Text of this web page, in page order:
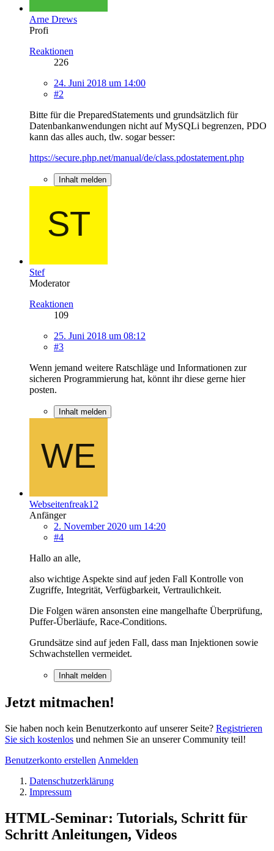
Arne Drews
Profi
Reaktionen
226
24. Juni 2018 um 14:00
#2
Bitte für die PreparedStatements und grundsätzlich für
Datenbankanwendungen nicht auf MySQLi begrenzen, PDO
kann das alles auch, tlw. sogar besser:
https://secure.php.net/manual/de/class.pdostatement.php
Inhalt melden
Stef
Moderator
Reaktionen
109
25. Juni 2018 um 08:12
#3
Wenn jemand weitere Ratschläge und Informationen zur
sicheren Programmierung hat, könnt ihr diese gerne hier
posten.
Inhalt melden
Webseitenfreak12
Anfänger
2. November 2020 um 14:20
#4
Hallo an alle,
also wichtige Aspekte sind auf jeden Fall Kontrolle von
Zugriffe, Integrität, Verfügbarkeit, Vertraulichkeit.
Die Folgen wären ansonsten eine mangelhafte Überprüfung,
Puffer-Überläufe, Race-Conditions.
Grundsätze sind auf jeden Fall, dass man Injektionen sowie
Schwachstellen vermeidet.
Inhalt melden
Jetzt mitmachen!
Sie haben noch kein Benutzerkonto auf unserer Seite? Registrieren
Sie sich kostenlos und nehmen Sie an unserer Community teil!
Benutzerkonto erstellen Anmelden
Datenschutzerklärung
Impressum
HTML-Seminar: Tutorials, Schritt für
Schritt Anleitungen, Videos